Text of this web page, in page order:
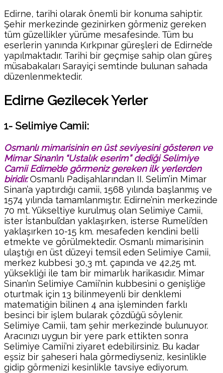
Edirne, tarihi olarak önemli bir konuma sahiptir.
Şehir merkezinde gezinirken görmeniz gereken
tüm güzellikler yürüme mesafesinde. Tüm bu
eserlerin yanında Kırkpınar güreşleri de Edirne’de
yapılmaktadır. Tarihi bir geçmişe sahip olan güreş
müsabakaları Sarayiçi semtinde bulunan sahada
düzenlenmektedir.
Edirne Gezilecek Yerler
1- Selimiye Camii:
Osmanlı mimarisinin en üst seviyesini gösteren ve
Mimar Sinan’ın “Ustalık eserim” dediği Selimiye
Camii Edirne’de görmeniz gereken ilk yerlerden
biridir. Osmanlı Padişahlarından II. Selim’in Mimar
Sinan’a yaptırdığı camii, 1568 yılında başlanmış ve
1574 yılında tamamlanmıştır. Edirne’nin merkezinde
70 mt. Yükseltiye kurulmuş olan Selimiye Camii,
ister İstanbul’dan yaklaşırken, isterse Rumeli’den
yaklaşırken 10-15 km. mesafeden kendini belli
etmekte ve görülmektedir. Osmanlı mimarisinin
ulaştığı en üst düzeyi temsil eden Selimiye Camii,
merkez kubbesi 30,3 mt. çapında ve 42,25 mt.
yüksekliği ile tam bir mimarlık harikasıdır. Mimar
Sinan’ın Selimiye Camii’nin kubbesini o genişliğe
oturtmak için 13 bilinmeyenli bir denklemi
matematiğin bilinen 4 ana işleminden farklı
besinci bir işlem bularak çözdüğü söylenir.
Selimiye Camii, tam şehir merkezinde bulunuyor.
Aracınızı uygun bir yere park ettikten sonra
Selimiye Camii’ni ziyaret edebilirsiniz. Bu kadar
eşsiz bir şaheseri hala görmediyseniz, kesinlikle
gidip görmenizi kesinlikle tavsiye ediyorum.